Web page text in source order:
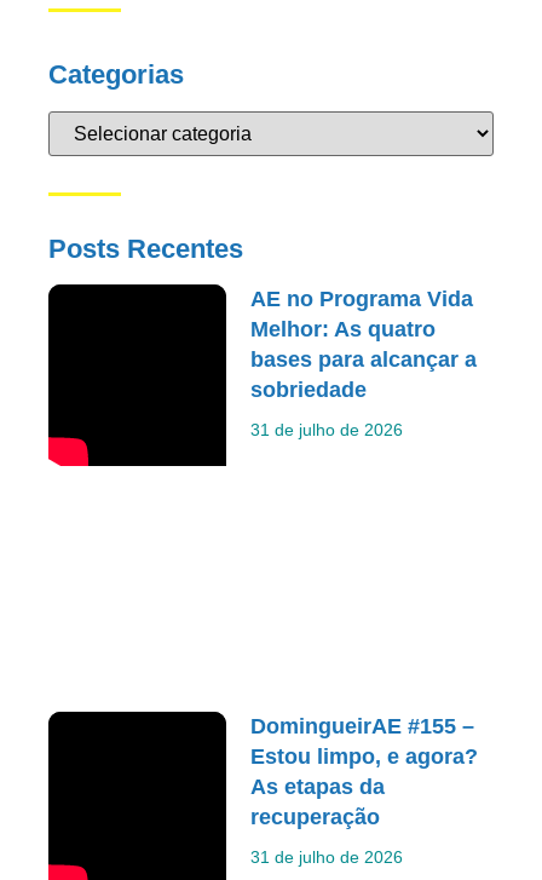
Categorias
Posts Recentes
AE no Programa Vida
Melhor: As quatro
bases para alcançar a
sobriedade
31 de julho de 2026
DomingueirAE #155 –
Estou limpo, e agora?
As etapas da
recuperação
31 de julho de 2026